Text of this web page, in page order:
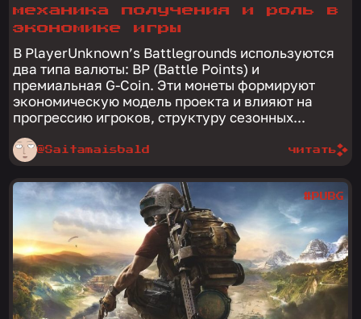
механика получения и роль в
экономике игры
В PlayerUnknown’s Battlegrounds используются
два типа валюты: BP (Battle Points) и
премиальная G-Coin. Эти монеты формируют
экономическую модель проекта и влияют на
прогрессию игроков, структуру сезонных...
@Saitamaisbald читать
#PUBG